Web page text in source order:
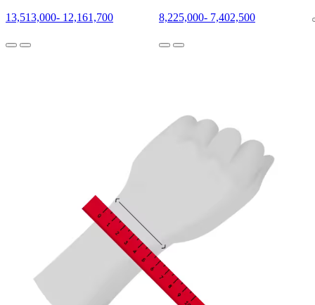
13,513,000- 12,161,700
8,225,000- 7,402,500